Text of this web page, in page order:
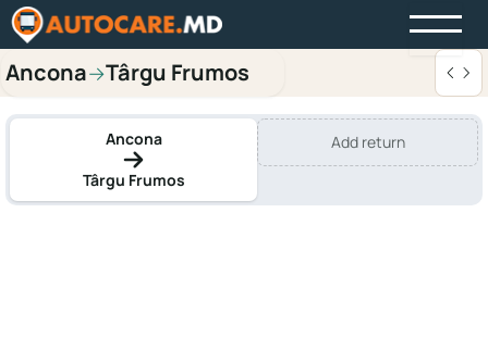
Ancona→Târgu Frumos
Ancona
Târgu Frumos
Add return